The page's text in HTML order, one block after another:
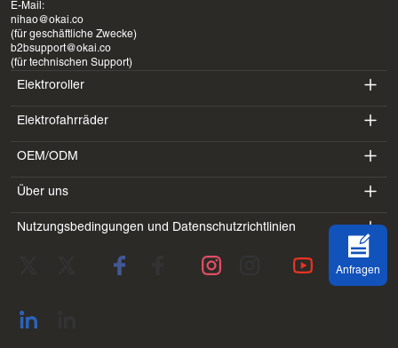
E-Mail:
nihao@okai.co
(für geschäftliche Zwecke)
b2bsupport@okai.co
(für technischen Support)
Elektroroller
ES400A
ES410
ES600P
Elektrofahrräder
EB100B
EB300
EB100B V3
OEM/ODM
SV3
BV5
Über uns
Einführung
Nutzungsbedingungen und Datenschutzrichtlinien
Servicebedingungen
Anfragen